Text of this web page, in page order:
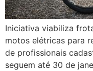
Iniciativa viabiliza
motos elétricas para
de profissionais
seguem até 30 de